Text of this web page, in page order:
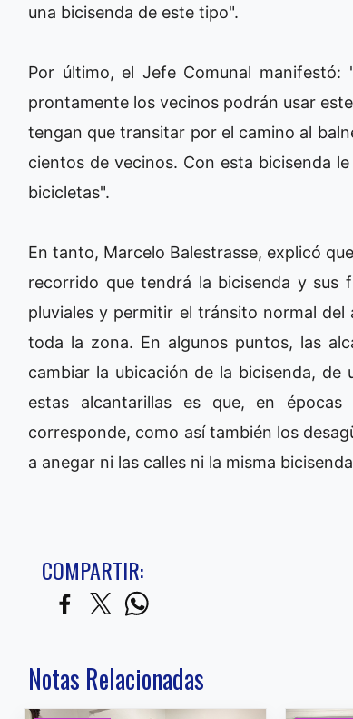
una bicisenda de este tipo".
Por último, el Jefe Comunal
prontamente los vecinos podrán usar
tengan que transitar por el camino al
cientos de vecinos. Con esta bicisenda
bicicletas".
En tanto, Marcelo Balestrasse, explicó
recorrido que tendrá la bicisenda y sus
pluviales y permitir el tránsito normal
toda la zona. En algunos puntos, las
cambiar la ubicación de la bicisenda,
estas alcantarillas es que, en
corresponde, como así también los
a anegar ni las calles ni la misma
COMPARTIR:
Notas Relacionadas